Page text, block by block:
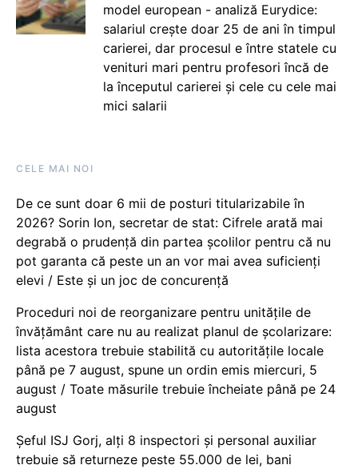
model european - analiză Eurydice:
salariul crește doar 25 de ani în timpul
carierei, dar procesul e între statele cu
venituri mari pentru profesori încă de
la începutul carierei și cele cu cele mai
mici salarii
CELE MAI NOI
De ce sunt doar 6 mii de posturi titularizabile în
2026? Sorin Ion, secretar de stat: Cifrele arată mai
degrabă o prudență din partea școlilor pentru că nu
pot garanta că peste un an vor mai avea suficienți
elevi / Este și un joc de concurență
Proceduri noi de reorganizare pentru unitățile de
învățământ care nu au realizat planul de școlarizare:
lista acestora trebuie stabilită cu autoritățile locale
până pe 7 august, spune un ordin emis miercuri, 5
august / Toate măsurile trebuie încheiate până pe 24
august
Șeful ISJ Gorj, alți 8 inspectori și personal auxiliar
trebuie să returneze peste 55.000 de lei, bani